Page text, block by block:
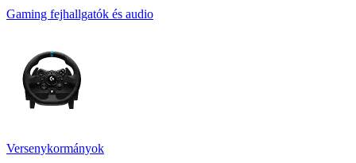
Gaming fejhallgatók és audio
Versenykormányok